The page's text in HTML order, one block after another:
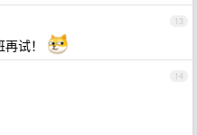
13
试！
14